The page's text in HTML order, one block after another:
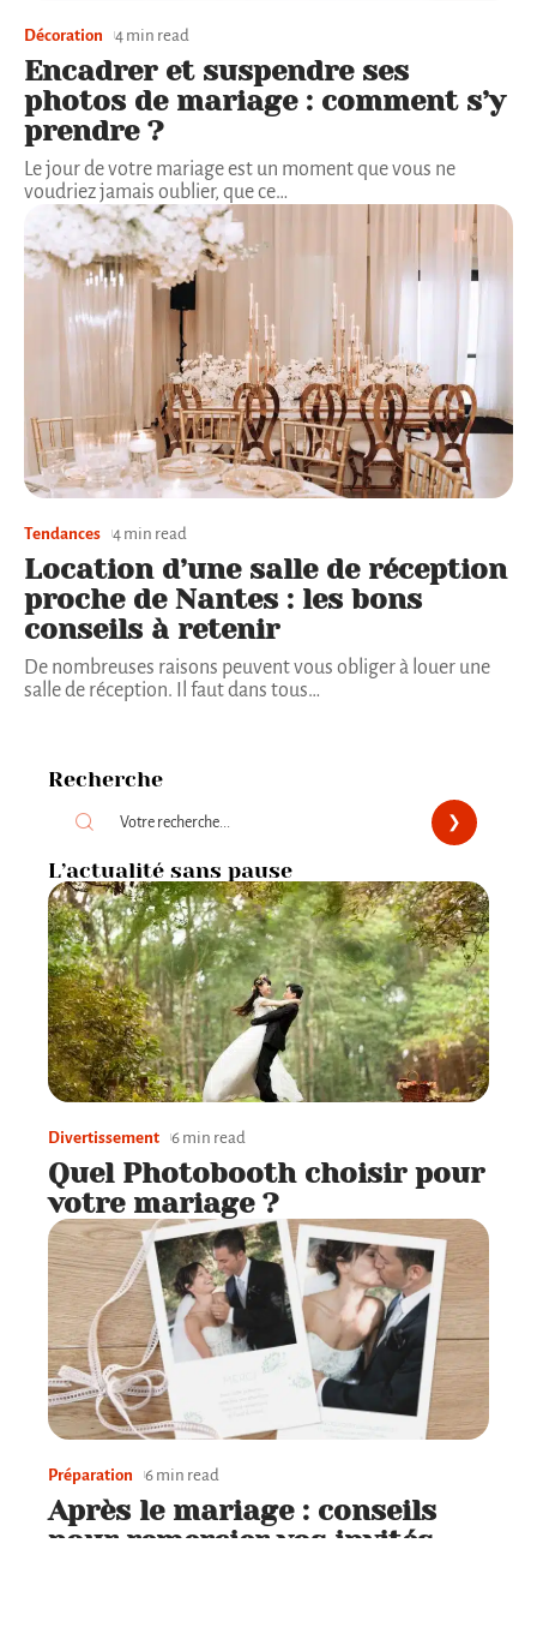
Décoration 4 min read
Encadrer et suspendre ses
photos de mariage : comment s’y
prendre ?
Le jour de votre mariage est un moment que vous ne
voudriez jamais oublier, que ce…
Tendances 4 min read
Location d’une salle de réception
proche de Nantes : les bons
conseils à retenir
De nombreuses raisons peuvent vous obliger à louer une
salle de réception. Il faut dans tous…
Recherche
L’actualité sans pause
Divertissement 6 min read
Quel Photobooth choisir pour
votre mariage ?
Préparation 6 min read
Après le mariage : conseils
pour remercier vos invités